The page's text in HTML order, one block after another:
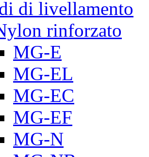
di livellamento
rinforzato
MG-E
MG-EL
MG-EC
MG-EF
MG-N